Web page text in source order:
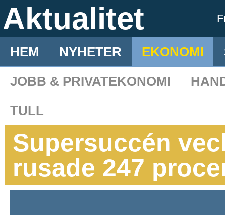
Aktualitet
HEM NYHETER EKONOMI
JOBB & PRIVATEKONOMI
TULL
Supersuccén
rusade 247